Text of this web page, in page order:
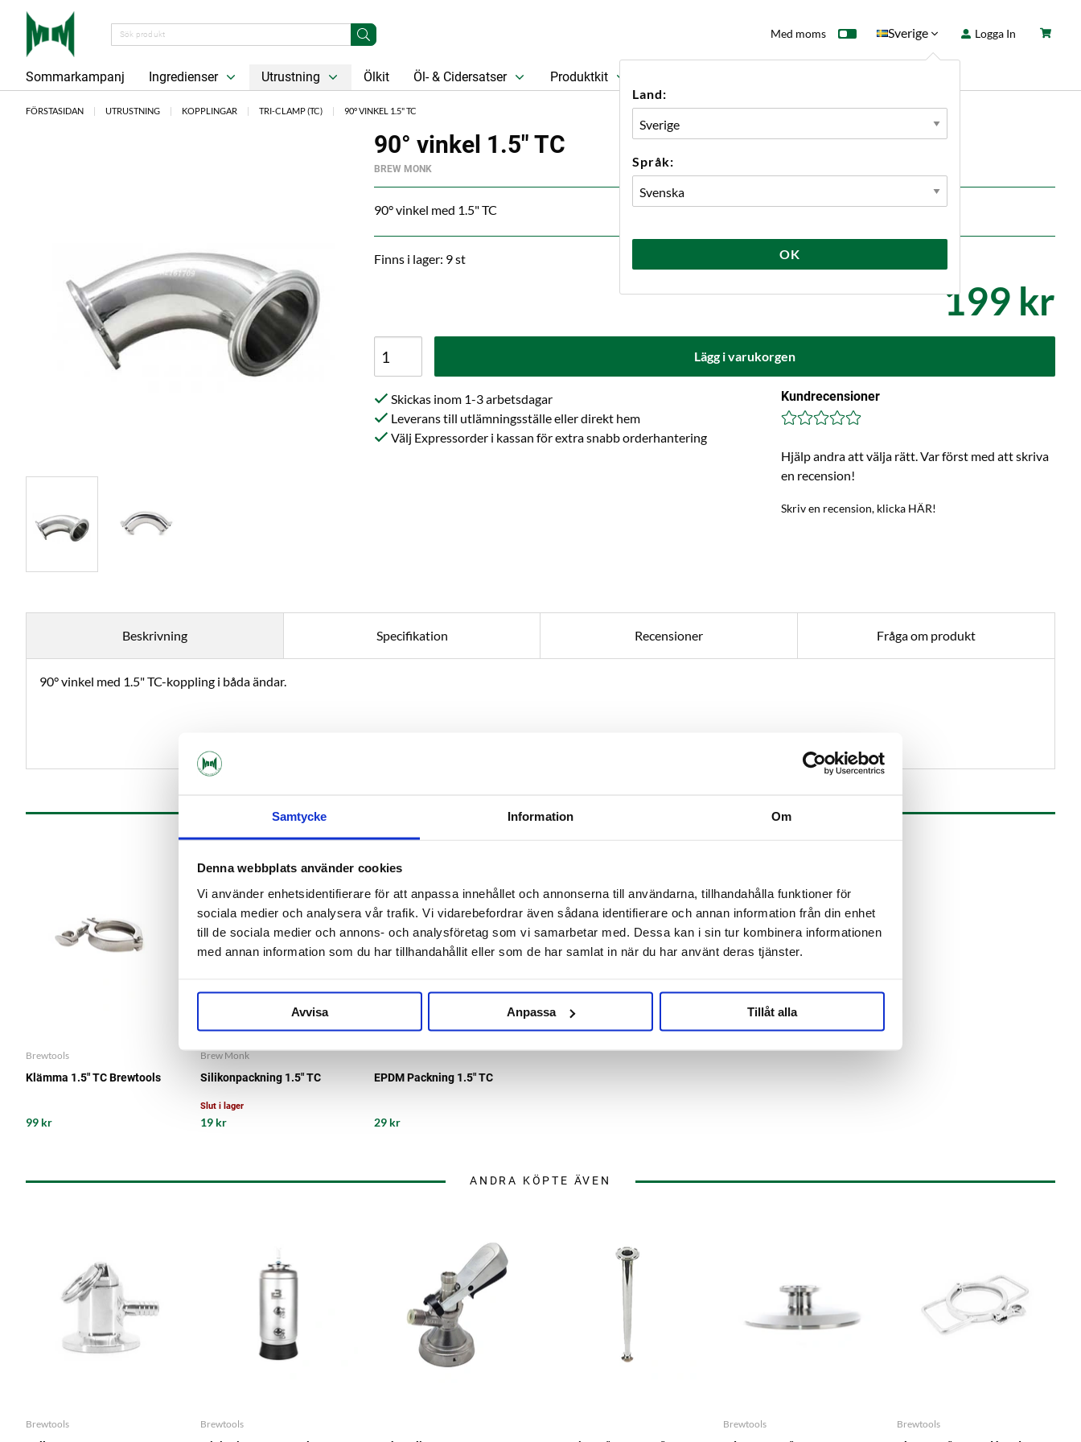
Samtycke Information Om
Denna webbplats använder cookies
Vi använder enhetsidentifierare för att anpassa innehållet och annonserna till användarna, tillhandahålla funktioner för
sociala medier och analysera vår trafik. Vi vidarebefordrar även sådana identifierare och annan information från din enhet
till de sociala medier och annons- och analysföretag som vi samarbetar med. Dessa kan i sin tur kombinera informationen
med annan information som du har tillhandahållit eller som de har samlat in när du har använt deras tjänster.
Avvisa Anpassa Tillåt alla
Med moms Sverige
Land:
Språk:
OK
Logga In
Sommarkampanj Ingredienser Utrustning Ölkit Öl- & Cidersatser Produktkit
FÖRSTASIDAN UTRUSTNING KOPPLINGAR TRI-CLAMP (TC) 90° VINKEL 1.5" TC
90° vinkel 1.5" TC
BREW MONK
90° vinkel med 1.5" TC
Finns i lager: 9 st
199 kr
Lägg i varukorgen
Skickas inom 1-3 arbetsdagar
Leverans till utlämningsställe eller direkt hem
Välj Expressorder i kassan för extra snabb orderhantering
Kundrecensioner
Hjälp andra att välja rätt. Var först med att skriva
en recension!
Skriv en recension, klicka HÄR!
Beskrivning Specifikation Recensioner Fråga om produkt
90° vinkel med 1.5" TC-koppling i båda ändar.
RELATERADE PRODUKTER
Brewtools
Klämma 1.5" TC Brewtools
99 kr
Brew Monk
Silikonpackning 1.5" TC
Slut i lager
19 kr
EPDM Packning 1.5" TC
29 kr
ANDRA KÖPTE ÄVEN
Brewtools Brewtools Brewtools Brewtools